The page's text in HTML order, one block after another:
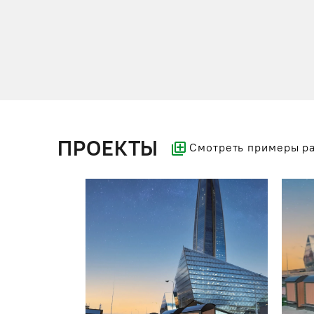
ПРОЕКТЫ Смотреть примеры